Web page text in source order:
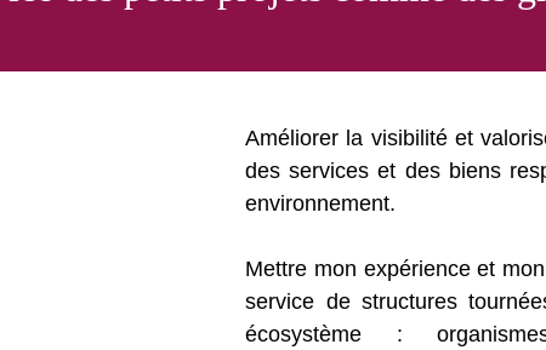
Améliorer la visibilité et
des services et des biens
environnement.
Mettre mon expérience et
service de structures
écosystème :